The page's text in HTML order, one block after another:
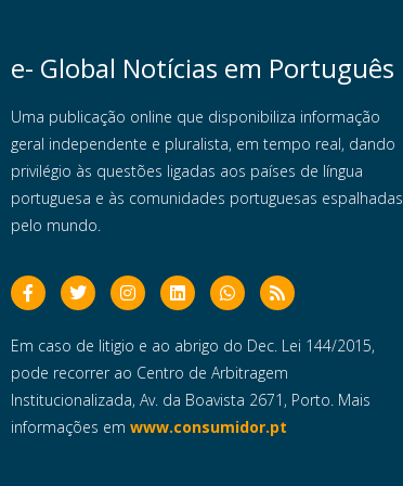
e- Global Notícias em Português
Uma publicação online que disponibiliza informação
geral independente e pluralista, em tempo real, dando
privilégio às questões ligadas aos países de língua
portuguesa e às comunidades portuguesas espalhadas
pelo mundo.
Em caso de litigio e ao abrigo do Dec. Lei 144/2015,
pode recorrer ao Centro de Arbitragem
Institucionalizada, Av. da Boavista 2671, Porto. Mais
informações em www.consumidor.pt